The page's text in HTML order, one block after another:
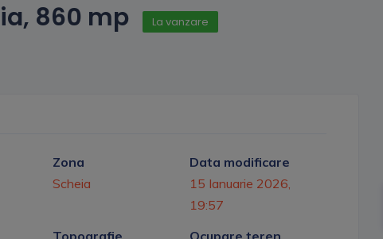
860 mp La vanzare
Zona
Scheia
Data modificare
15 Ianuarie 2026,
19:57
Topografie
Ocupare teren